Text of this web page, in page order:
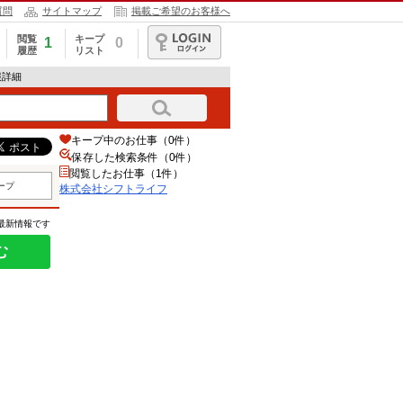
問 サイトマップ 掲載ご希望のお客様へ
閲覧
履歴
1
キープ
リスト
0
ログイン
細
プ
新情報です
キープ中のお仕事（0件）
保存した検索条件（0件）
閲覧したお仕事（1件）
株式会社シフトライフ